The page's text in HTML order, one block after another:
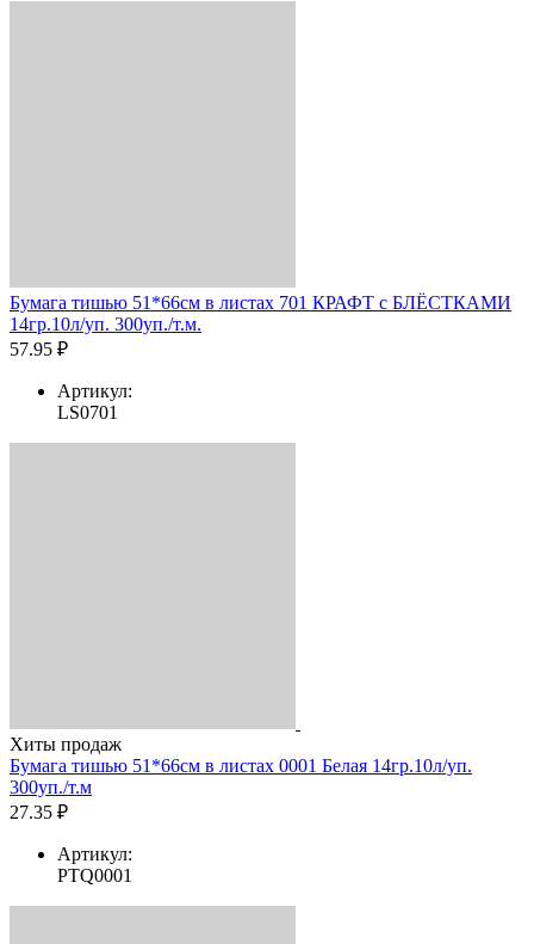
Бумага тишью 51*66см в листах 701 КРАФТ с БЛЁСТКАМИ
14гр.10л/уп. 300уп./т.м.
57.95 ₽
Артикул:
LS0701
Хиты продаж
Бумага тишью 51*66см в листах 0001 Белая 14гр.10л/уп.
300уп./т.м
27.35 ₽
Артикул:
PTQ0001